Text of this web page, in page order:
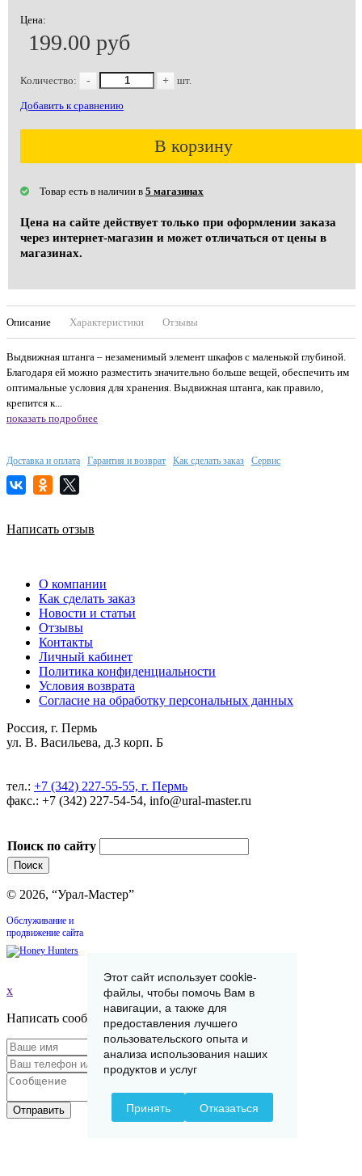
Цена:
199.00 руб
Количество: - + шт.
Добавить к сравнению
В корзину
Товар есть в наличии в 5 магазинах
Цена на сайте действует только при оформлении заказа
через интернет-магазин и может отличаться от цены в
магазинах.
Описание Характеристики Отзывы
Выдвижная штанга – незаменимый элемент шкафов с маленькой глубиной.
Благодаря ей можно разместить значительно больше вещей, обеспечить им
оптимальные условия для хранения. Выдвижная штанга, как правило,
крепится к...
показать подробнее
Доставка и оплата Гарантия и возврат Как сделать заказ Сервис
Написать отзыв
О компании
Как сделать заказ
Новости и статьи
Отзывы
Контакты
Личный кабинет
Политика конфиденциальности
Условия возврата
Согласие на обработку персональных данных
Россия, г. Пермь
ул. В. Васильева, д.3 корп. Б
тел.: +7 (342) 227-55-55, г. Пермь
факс.: +7 (342) 227-54-54, info@ural-master.ru
Поиск по сайту
© 2026, “Урал-Мастер”
Обслуживание и
продвижение сайта
x
Написать сообщение
Отправить
Этот сайт использует cookie-
файлы, чтобы помочь Вам в
навигации, а также для
предоставления лучшего
пользовательского опыта и
анализа использования наших
продуктов и услуг
Принять Отказаться